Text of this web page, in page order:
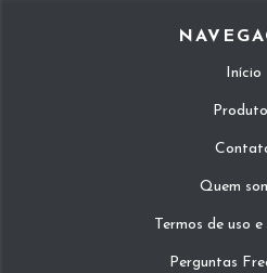
Início
Quem
Termos de uso
Perguntas